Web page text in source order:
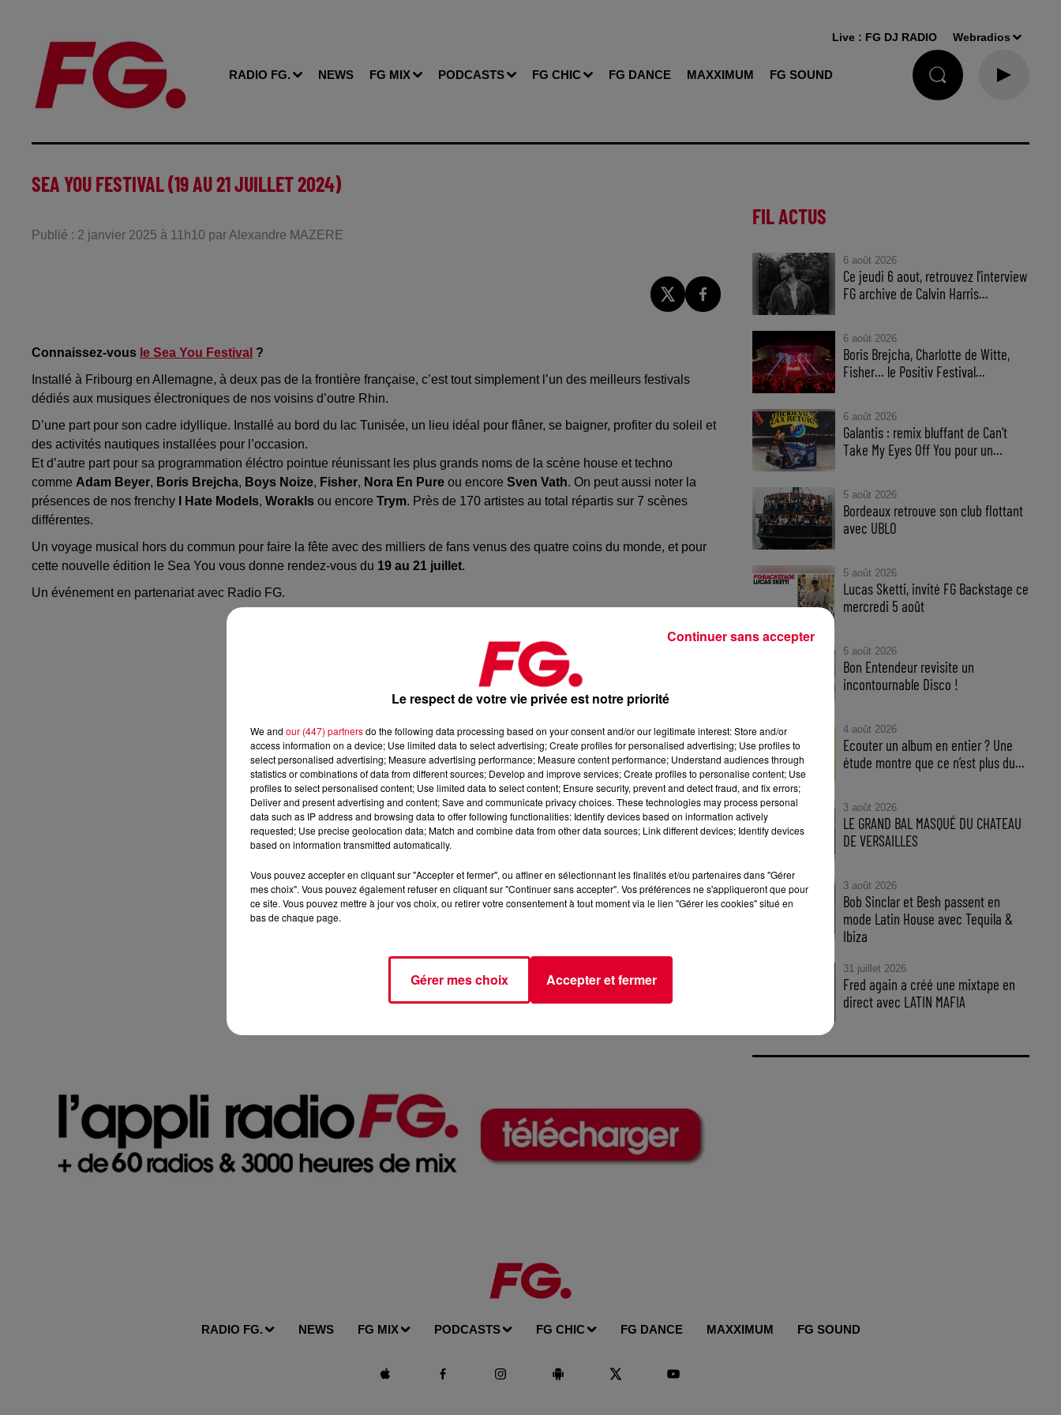
RADIO FG. NEWS FG MIX PODCASTS FG CHIC FG DANCE MAXXIMUM FG SOUND
Live : FG DJ RADIO Webradios
SEA YOU FESTIVAL (19 AU 21 JUILLET 2024)
Publié : 2 janvier 2025 à 11h10 par Alexandre MAZERE
Connaissez-vous le Sea You Festival ?
Installé à Fribourg en Allemagne, à deux pas de la frontière française, c’est tout simplement l’un des meilleurs festivals
dédiés aux musiques électroniques de nos voisins d’outre Rhin.
D’une part pour son cadre idyllique. Installé au bord du lac Tunisée, un lieu idéal pour flâner, se baigner, profiter du soleil et
des activités nautiques installées pour l’occasion.
Et d’autre part pour sa programmation éléctro pointue réunissant les plus grands noms de la scène house et techno
comme Adam Beyer, Boris Brejcha, Boys Noize, Fisher, Nora En Pure ou encore Sven Vath. On peut aussi noter la
présences de nos frenchy I Hate Models, Worakls ou encore Trym. Près de 170 artistes au total répartis sur 7 scènes
différentes.
Un voyage musical hors du commun pour faire la fête avec des milliers de fans venus des quatre coins du monde, et pour
cette nouvelle édition le Sea You vous donne rendez-vous du 19 au 21 juillet.
Un événement en partenariat avec Radio FG.
FIL ACTUS
6 août 2026
Ce jeudi 6 aout, retrouvez l'interview
FG archive de Calvin Harris...
6 août 2026
Boris Brejcha, Charlotte de Witte,
Fisher… le Positiv Festival...
6 août 2026
Galantis : remix bluffant de Can’t
Take My Eyes Off You pour un...
5 août 2026
Bordeaux retrouve son club flottant
avec UBLO
5 août 2026
Lucas Sketti, invité FG Backstage ce
mercredi 5 août
5 août 2026
Bon Entendeur revisite un
incontournable Disco !
4 août 2026
Ecouter un album en entier ? Une
étude montre que ce n’est plus du...
3 août 2026
LE GRAND BAL MASQUÉ DU CHATEAU
DE VERSAILLES
3 août 2026
Bob Sinclar et Besh passent en
mode Latin House avec Tequila &
Ibiza
31 juillet 2026
Fred again a créé une mixtape en
direct avec LATIN MAFIA
RADIO FG. NEWS FG MIX PODCASTS FG CHIC FG DANCE MAXXIMUM FG SOUND
Le respect de votre vie privée est notre priorité
We and our (447) partnersdo the following data processing based on your consent and/or our legitimate interest: Store and/or
access information on a device; Use limited data to select advertising; Create profiles for personalised advertising; Use profiles to
select personalised advertising; Measure advertising performance; Measure content performance; Understand audiences through
statistics or combinations of data from different sources; Develop and improve services; Create profiles to personalise content; Use
profiles to select personalised content; Use limited data to select content; Ensure security, prevent and detect fraud, and fix errors;
Deliver and present advertising and content; Save and communicate privacy choices. These technologies may process personal
data such as IP address and browsing data to offer following functionalities: Identify devices based on information actively
requested; Use precise geolocation data; Match and combine data from other data sources; Link different devices; Identify devices
based on information transmitted automatically.
Vous pouvez accepter en cliquant sur "Accepter et fermer", ou affiner en sélectionnant les finalités et/ou partenaires dans "Gérer
mes choix". Vous pouvez également refuser en cliquant sur "Continuer sans accepter". Vos préférences ne s'appliqueront que pour
ce site. Vous pouvez mettre à jour vos choix, ou retirer votre consentement à tout moment via le lien "Gérer les cookies" situé en
bas de chaque page.
Gérer mes choix Accepter et fermer
Continuer sans accepter